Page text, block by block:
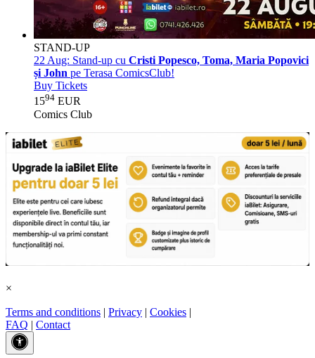
STAND-UP
22 Aug: Stand-up cu Cristi Popesco, Toma, Maria Popovici
și John pe Terasa ComicsClub!
Buy Tickets
1594 EUR
Comics Club
×
Terms and conditions | Privacy | Cookies |
FAQ | Contact